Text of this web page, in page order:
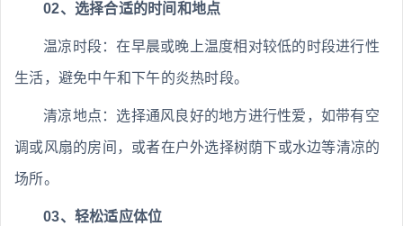
02、选择合适的时间和地点
温凉时段：在早晨或晚上温度相对较低的时段进行性
生活，避免中午和下午的炎热时段。
清凉地点：选择通风良好的地方进行性爱，如带有空
调或风扇的房间，或者在户外选择树荫下或水边等清凉的
场所。
03、轻松适应体位